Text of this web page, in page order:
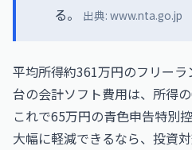
る。
出典: www.nta.go.jp
平均所得約361万円のフリー
台の会計ソフト費用は、所得
これで65万円の青色申告特別
大幅に軽減できるなら、投資